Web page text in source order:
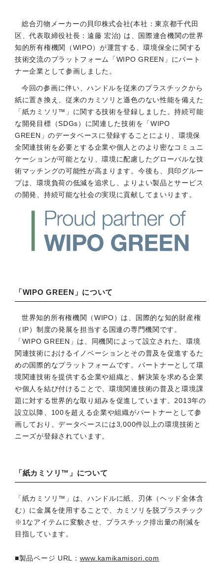
総合刃物メーカーの貝印株式会社(本社：東京都千代田
区、代表取締役社長：遠藤 宏治) は、国際連合機関の世界
知的所有権機関（WIPO）が運営する、環境保全に関する
技術交流のプラットフォーム「WIPO GREEN」にパート
ナー企業として参画しました。
今回の参画に伴い、ハンドルを従来のプラスチックから
紙に置き換え、従来のカミソリと遜色のない性能を備えた
「紙カミソリ™」に関する技術を登録しました。持続可能
な開発目標（SDGs）に関連した技術を「WIPO
GREEN」のデータベースに登録することにより、環境保
全関連技術を必要とする企業や個人とのより密なコミュニ
ケーションが可能となり、環境に配慮したグローバルな技
術マッチングの可能性が高まります。今後も、貝印グルー
プは、環境負荷の低減を追求し、よりよい製品とサービス
の開発、持続可能な社会の実現に貢献してまいります。
「WIPO GREEN」について
世界知的所有権機関（WIPO）は、国際的な知的財産権
（IP）制度の発展を担当する国連の専門機関です。
「WIPO GREEN」は、同機関によって設立された、環境
関連技術におけるイノベーションとその普及を促進するた
めの国際的なプラットフォームです。パートナーとして環
境関連技術を提供する企業や組織と、解決策を求める企業
や個人を結び付けることで、環境関連技術の普及と環境課
題に対する世界的な取り組みを促進しています。2013年の
設立以降、100を超える企業や組織がパートナーとして参
画しており、データベースには3,000件以上の環境技術と
ニーズが登録されています。
「紙カミソリ™」について
「紙カミソリ™」は、ハンドルに紙、刃体（ヘッド全体含
む）に金属を使用することで、カミソリを脱プラスチック
※1なアイテムに変貌させ、プラスチック排出量の削減を
目指しています。
■製品ページ URL： www.kamikamisori.com